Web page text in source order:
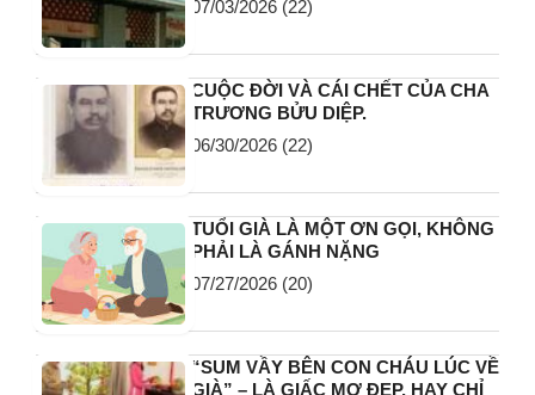
VIỆN…
07/25/2026 (23)
NGẪM NGHĨ
Có một thời như thế đó! – Tác giả:
Vũ Đông Hà
07/03/2026 (22)